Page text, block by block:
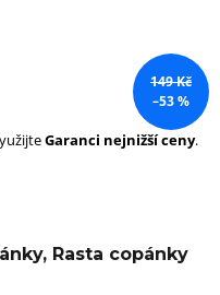
149 Kč
–53 %
Garanci nejnižší ceny.
, Rasta copánky